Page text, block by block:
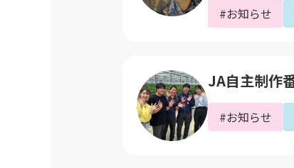
#お知らせ
JA自主制作
#お知らせ